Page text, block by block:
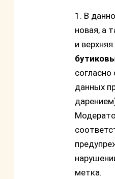
1. В
новая, а
и верхняя
согласно
данных
метка.